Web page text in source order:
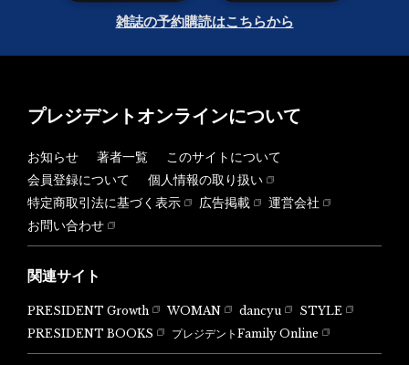
雑誌の予約購読はこちらから
プレジデントオンラインについて
お知らせ 著者一覧
このサイトについて
会員登録について
個人情報の取り扱い
特定商取引法に基づく表示
広告掲載
運営会社
お問い合わせ
関連サイト
PRESIDENT Growth WOMAN dancyu
STYLE
PRESIDENT BOOKS
プレジデントFamily Online